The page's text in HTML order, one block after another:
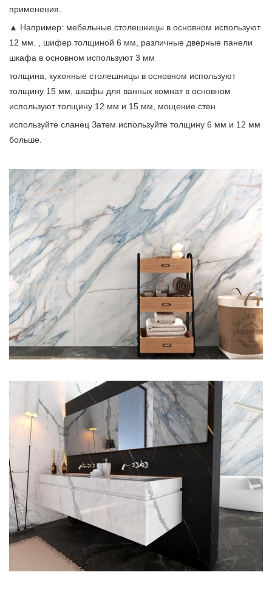
применения.
▲ Например: мебельные столешницы в основном используют
12 мм. , шифер толщиной 6 мм, различные дверные панели
шкафа в основном используют 3 мм
толщина, кухонные столешницы в основном используют
толщину 15 мм, шкафы для ванных комнат в основном
используют толщину 12 мм и 15 мм, мощение стен
используйте сланец Затем используйте толщину 6 мм и 12 мм
больше.